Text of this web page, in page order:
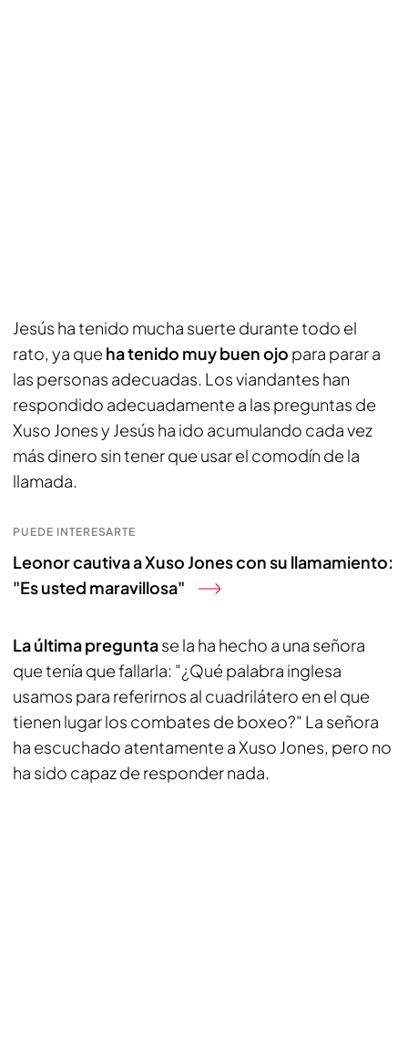
Jesús ha tenido mucha suerte durante todo el
rato, ya que ha tenido muy buen ojo para parar a
las personas adecuadas. Los viandantes han
respondido adecuadamente a las preguntas de
Xuso Jones y Jesús ha ido acumulando cada vez
más dinero sin tener que usar el comodín de la
llamada.
PUEDE INTERESARTE
Leonor cautiva a Xuso Jones con su llamamiento:
"Es usted maravillosa"
La última preguntase la ha hecho a una señora
que tenía que fallarla: "¿Qué palabra inglesa
usamos para referirnos al cuadrilátero en el que
tienen lugar los combates de boxeo?" La señora
ha escuchado atentamente a Xuso Jones, pero no
ha sido capaz de responder nada.